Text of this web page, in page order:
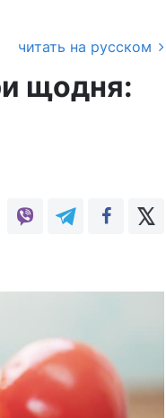
читать на русском
щодня: